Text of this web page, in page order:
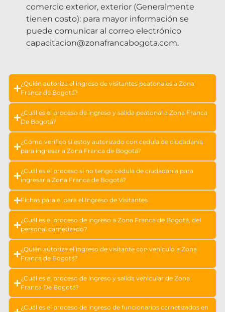
comercio exterior, exterior (Generalmente
tienen costo): para mayor información se
puede comunicar al correo electrónico
capacitacion@zonafrancabogota.com.
¿Quién autoriza el ingreso de visitantes peatonales a Zona
Franca de Bogotá?
¿Cuál es el proceso de ingreso y salida peatonal a Zona Franca
De Bogotá?
¿Cómo verifico si estoy autorizado con cedula de ciudadanía
para ingresar a Zona Franca de Bogotá?
¿Cuál es el proceso si no tengo cédula de ciudadanía para
ingresar a Zona Franca de Bogotá?
Fichas para el para el Ingreso de Visitantes
¿Cuál es el proceso de ingreso a Zona Franca de Bogotá, del
personal carnetizado?
¿Quién autoriza el ingreso de visitante con vehículo a Zona
Franca de Bogotá?
¿Cuál es el proceso de ingreso y salida vehicular de Zona
Franca De Bogotá?
¿Cuál es el proceso de ingreso de funcionarios carnetizados en